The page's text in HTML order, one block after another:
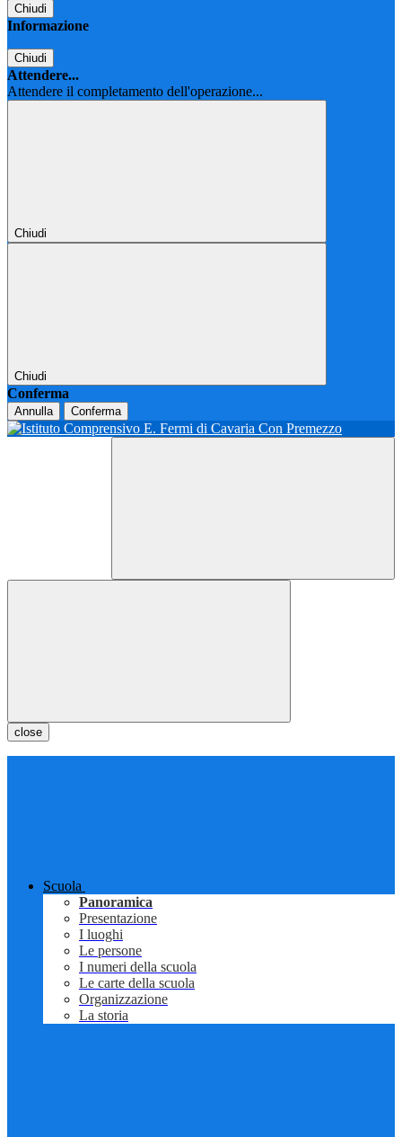
Chiudi
Informazione
Chiudi
Attendere...
Attendere il completamento dell'operazione...
Chiudi
Chiudi
Conferma
Annulla Conferma
close
Scuola
Panoramica
Presentazione
I luoghi
Le persone
I numeri della scuola
Le carte della scuola
Organizzazione
La storia